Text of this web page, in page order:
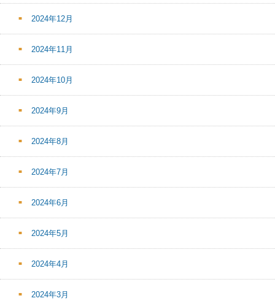
2024年12月
2024年11月
2024年10月
2024年9月
2024年8月
2024年7月
2024年6月
2024年5月
2024年4月
2024年3月